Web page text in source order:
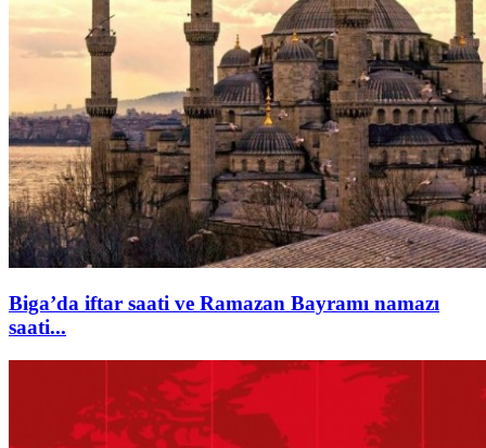
Biga’da iftar saati ve Ramazan Bayramı namazı
saati...